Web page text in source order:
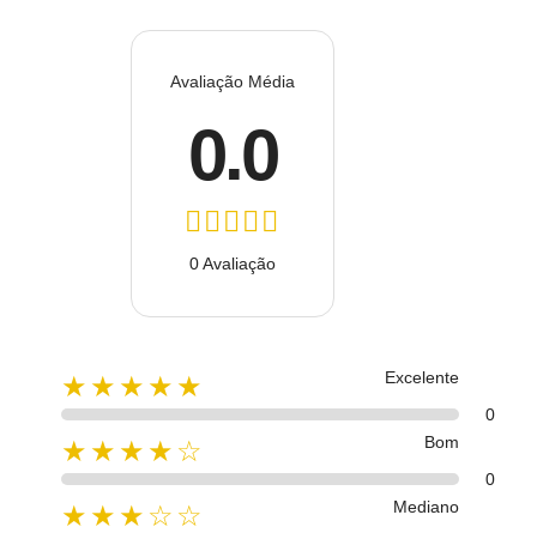
Avaliação Média
0.0
0 Avaliação
★★★★★
Excelente
0
★★★★☆
Bom
0
★★★☆☆
Mediano